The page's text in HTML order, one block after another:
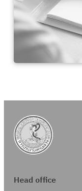
Head office